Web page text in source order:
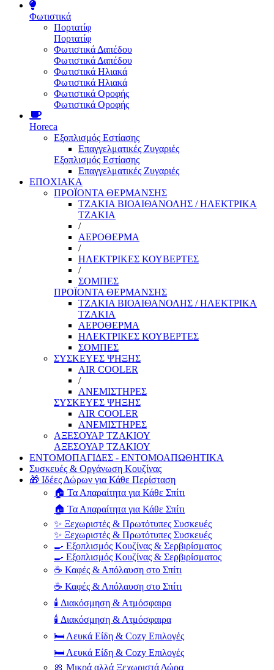
Φωτιστικά
Πορτατίφ
Πορτατίφ
Φωτιστικά Δαπέδου
Φωτιστικά Δαπέδου
Φωτιστικά Ηλιακά
Φωτιστικά Ηλιακά
Φωτιστικά Οροφής
Φωτιστικά Οροφής
Horeca
Εξοπλισμός Εστίασης
Επαγγελματικές Ζυγαριές
Εξοπλισμός Εστίασης
Επαγγελματικές Ζυγαριές
ΕΠΟΧΙΑΚΑ
ΠΡΟΪΟΝΤΑ ΘΕΡΜΑΝΣΗΣ
ΤΖΑΚΙΑ ΒΙΟΑΙΘΑΝΟΛΗΣ / ΗΛΕΚΤΡΙΚΑ
ΤΖΑΚΙΑ
/
ΑΕΡΟΘΕΡΜΑ
/
ΗΛΕΚΤΡΙΚΕΣ ΚΟΥΒΕΡΤΕΣ
/
ΣΟΜΠΕΣ
ΠΡΟΪΟΝΤΑ ΘΕΡΜΑΝΣΗΣ
ΤΖΑΚΙΑ ΒΙΟΑΙΘΑΝΟΛΗΣ / ΗΛΕΚΤΡΙΚΑ
ΤΖΑΚΙΑ
ΑΕΡΟΘΕΡΜΑ
ΗΛΕΚΤΡΙΚΕΣ ΚΟΥΒΕΡΤΕΣ
ΣΟΜΠΕΣ
ΣΥΣΚΕΥΕΣ ΨΗΞΗΣ
AIR COOLER
/
ΑΝΕΜΙΣΤΗΡΕΣ
ΣΥΣΚΕΥΕΣ ΨΗΞΗΣ
AIR COOLER
ΑΝΕΜΙΣΤΗΡΕΣ
ΑΞΕΣΟΥΑΡ ΤΖΑΚΙΟΥ
ΑΞΕΣΟΥΑΡ ΤΖΑΚΙΟΥ
ΕΝΤΟΜΟΠΑΓΙΔΕΣ - ΕΝΤΟΜΟΑΠΩΘΗΤΙΚΑ
Συσκευές & Οργάνωση Κουζίνας
🎁 Ιδέες Δώρων για Κάθε Περίσταση
🏠 Τα Απαραίτητα για Κάθε Σπίτι
🏠 Τα Απαραίτητα για Κάθε Σπίτι
✨ Ξεχωριστές & Πρωτότυπες Συσκευές
✨ Ξεχωριστές & Πρωτότυπες Συσκευές
🍳 Εξοπλισμός Κουζίνας & Σερβιρίσματος
🍳 Εξοπλισμός Κουζίνας & Σερβιρίσματος
☕ Καφές & Απόλαυση στο Σπίτι
☕ Καφές & Απόλαυση στο Σπίτι
🕯️ Διακόσμηση & Ατμόσφαιρα
🕯️ Διακόσμηση & Ατμόσφαιρα
🛏️ Λευκά Είδη & Cozy Επιλογές
🛏️ Λευκά Είδη & Cozy Επιλογές
🎀 Μικρά αλλά Ξεχωριστά Δώρα